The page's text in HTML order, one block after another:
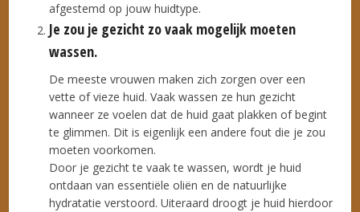
afgestemd op jouw huidtype.
Je zou je gezicht zo vaak mogelijk moeten
wassen.
De meeste vrouwen maken zich zorgen over een
vette of vieze huid. Vaak wassen ze hun gezicht
wanneer ze voelen dat de huid gaat plakken of begint
te glimmen. Dit is eigenlijk een andere fout die je zou
moeten voorkomen.
Door je gezicht te vaak te wassen, wordt je huid
ontdaan van essentiële oliën en de natuurlijke
hydratatie verstoord. Uiteraard droogt je huid hierdoor